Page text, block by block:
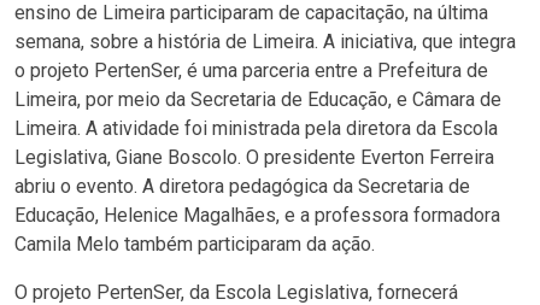
ensino de Limeira participaram de capacitação, na última
semana, sobre a história de Limeira. A iniciativa, que integra
o projeto PertenSer, é uma parceria entre a Prefeitura de
Limeira, por meio da Secretaria de Educação, e Câmara de
Limeira. A atividade foi ministrada pela diretora da Escola
Legislativa, Giane Boscolo. O presidente Everton Ferreira
abriu o evento. A diretora pedagógica da Secretaria de
Educação, Helenice Magalhães, e a professora formadora
Camila Melo também participaram da ação.
O projeto PertenSer, da Escola Legislativa, fornecerá